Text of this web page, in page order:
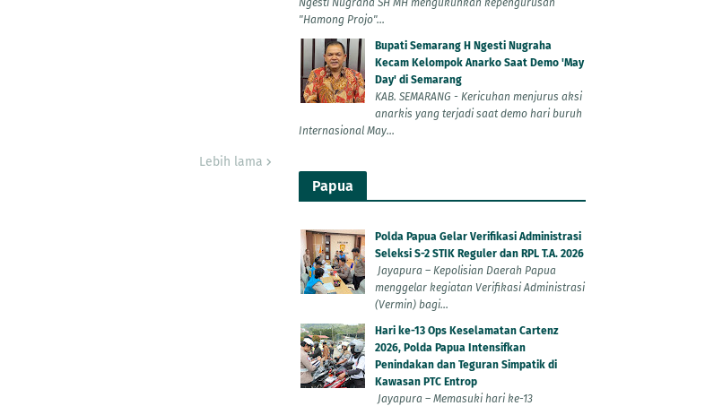
Lebih lama
Ngesti Nugraha SH MH mengukuhkan kepengurusan
"Hamong Projo"...
Bupati Semarang H Ngesti Nugraha
Kecam Kelompok Anarko Saat Demo 'May
Day' di Semarang
KAB. SEMARANG - Kericuhan menjurus aksi
anarkis yang terjadi saat demo hari buruh
Internasional May...
Papua
Polda Papua Gelar Verifikasi Administrasi
Seleksi S-2 STIK Reguler dan RPL T.A. 2026
Jayapura – Kepolisian Daerah Papua
menggelar kegiatan Verifikasi Administrasi
(Vermin) bagi...
Hari ke-13 Ops Keselamatan Cartenz
2026, Polda Papua Intensifkan
Penindakan dan Teguran Simpatik di
Kawasan PTC Entrop
Jayapura – Memasuki hari ke-13